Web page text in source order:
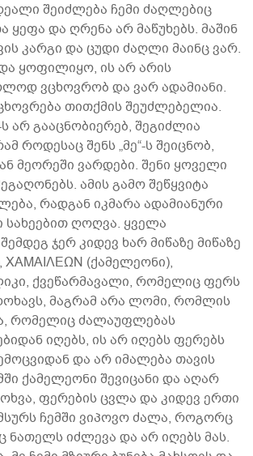
შეიძლება ჩემი ძაღლებიც
და ღრენა არ მაწუხებს. მაშინ
კარგი და ცუდი ძაღლი მაინც ვარ.
ყოფილიყო, ის არ არის
ვცხოვრობ და ვარ ადამიანი.
თითქმის შეუძლებელია.
ს არ გააცნობიერებ, შეგიძლია
როდესაც შენს „მე“-ს შეიცნობ,
მეორეში ვარდები. შენი ყოველი
ამის გამო შეწყვიტა
რადგან იკმარა ადამიანური
ღოღვა. ყველა
ჯერ კიდევ ხარ მიწაზე მიწაზე
(ქამელეონი),
ქვეწარმავალი, რომელიც ფერს
მაგრამ არა ლომი, რომლის
რომელიც ძალაუფლებას
იღებს, ის არ იღებს ფერებს
და არ იმალება თავის
ქამელეონი შევიცანი და აღარ
ფერების ცვლა და კიდევ ერთი
ჩემში ვიპოვო ძალა, როგორც
ნათელს იძლევა და არ იღებს მას.